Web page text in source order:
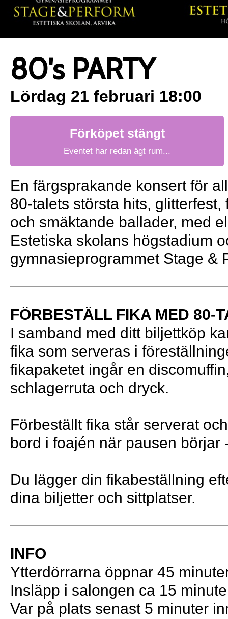
80's PARTY
Lördag 21 februari 18:00
Förköpet stängt
Eventet har redan ägt rum...
En färgsprakande konsert för
80-talets största hits, glitterfest,
och smäktande ballader, med
Estetiska skolans högstadium
gymnasieprogrammet Stage &
FÖRBESTÄLL FIKA MED 80-
I samband med ditt biljettköp
fika som serveras i
fikapaketet ingår en
schlagerruta och dryck.
Förbeställt fika står serverat
bord i foajén när pausen börjar
Du lägger din fikabeställning
dina biljetter och sittplatser.
INFO
Ytterdörrarna öppnar 45
Insläpp i salongen ca 15
Var på plats senast 5 minuter